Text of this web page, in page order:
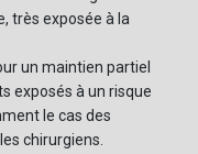
très exposée à la
un maintien partiel
exposés à un risque
le cas des
chirurgiens.